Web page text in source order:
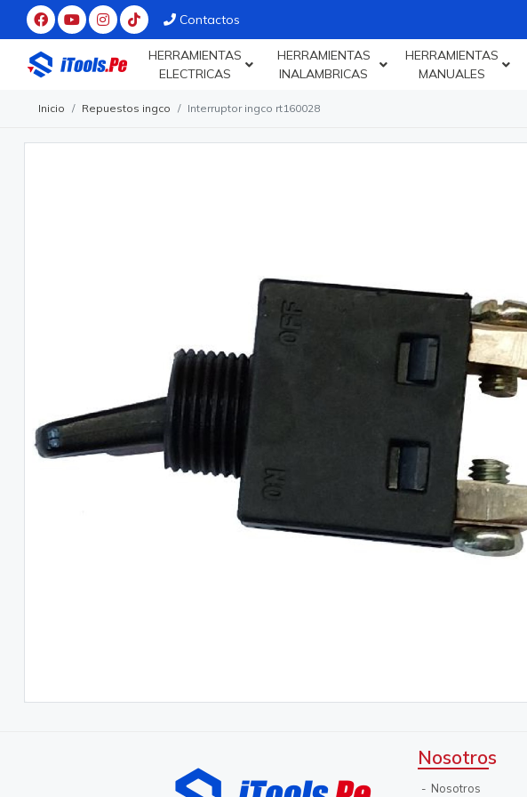
Contactos
HERRAMIENTAS
ELECTRICAS
HERRAMIENTAS
INALAMBRICAS
HERRAMIENTAS
MANUALES
Inicio Repuestos ingco Interruptor ingco rt160028
Nosotros
Nosotros